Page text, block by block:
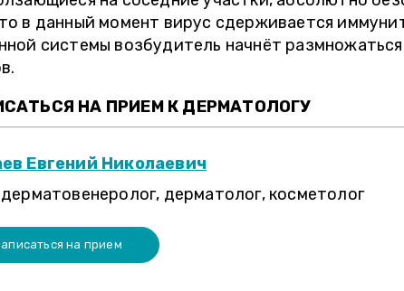
когда в клинике сразу
в Радуге, а анализы сдаю тут
То есть мне не надо бежать
и на повторный прием уже
через день записалась. "
" Товарищи! Если
не единожды
все время не подвели
в данный момент вирус сдерживается
системы возбудитель начнёт
НА ПРИЕМ К ДЕРМАТОЛОГУ
Евгений Николаевич
дерматолог, косметолог
на прием